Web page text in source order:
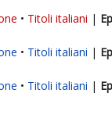
Titoli italiani |
Titoli italiani |
Titoli italiani |